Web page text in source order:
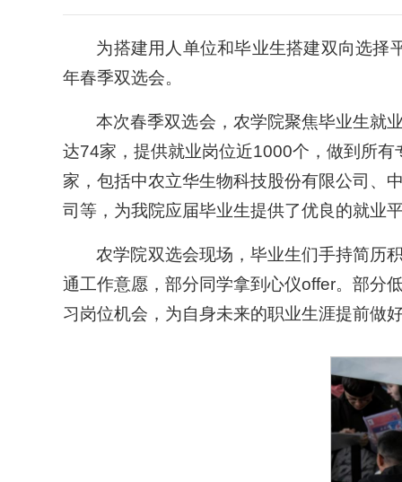
为搭建用人单位和毕业生搭建双向选择
年春季双选会。
本次春季双选会，农学院聚焦毕业生就
达74家，提供就业岗位近1000个，做到所
家，包括中农立华生物科技股份有限公司、
司等，为我院应届毕业生提供了优良的就业
农学院双选会现场，毕业生们手持简历
通工作意愿，部分同学拿到心仪offer。部分
习岗位机会，为自身未来的职业生涯提前做